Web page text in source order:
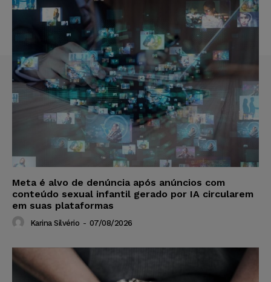
Meta é alvo de denúncia após anúncios com
conteúdo sexual infantil gerado por IA circularem
em suas plataformas
Karina Silvério - 07/08/2026